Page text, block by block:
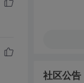
社区公告